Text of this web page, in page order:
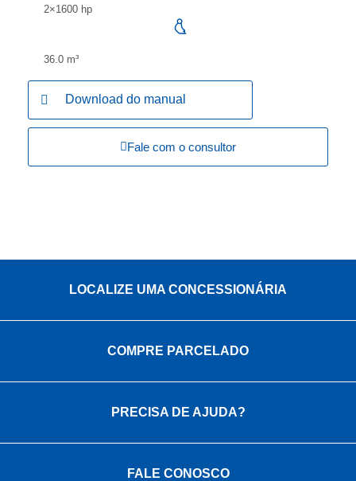
2×1600 hp
36.0 m³
Download do manual
Fale com o consultor
LOCALIZE UMA CONCESSIONÁRIA
COMPRE PARCELADO
PRECISA DE AJUDA?
FALE CONOSCO